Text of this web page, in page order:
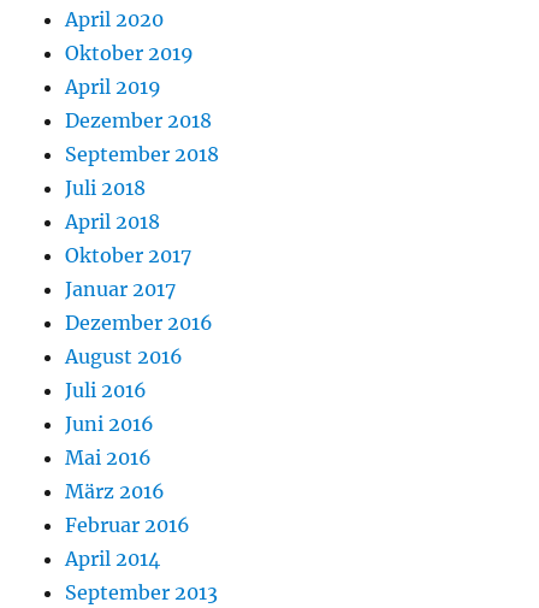
April 2020
Oktober 2019
April 2019
Dezember 2018
September 2018
Juli 2018
April 2018
Oktober 2017
Januar 2017
Dezember 2016
August 2016
Juli 2016
Juni 2016
Mai 2016
März 2016
Februar 2016
April 2014
September 2013